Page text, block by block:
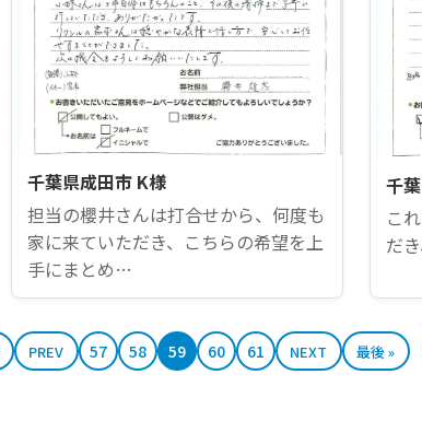
千葉県成田市 K様
担当の櫻井さんは打合せから、何度も
家に来ていただき、こちらの希望を上
手にまとめ…
千
こ
だ
PREV 57 58 59 60 61 NEXT 最後 »